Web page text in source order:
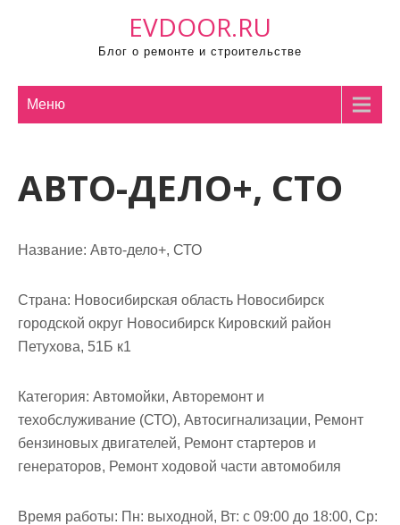
EVDOOR.RU
Блог о ремонте и строительстве
Меню
АВТО-ДЕЛО+, СТО
Название: Авто-дело+, СТО
Страна: Новосибирская область Новосибирск
городской округ Новосибирск Кировский район
Петухова, 51Б к1
Категория: Автомойки, Авторемонт и
техобслуживание (СТО), Автосигнализации, Ремонт
бензиновых двигателей, Ремонт стартеров и
генераторов, Ремонт ходовой части автомобиля
Время работы: Пн: выходной, Вт: с 09:00 до 18:00, Ср: